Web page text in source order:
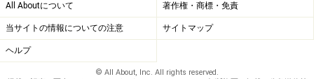
All Aboutについて 著作権・商標・免責
当サイトの情報についての注意 サイトマップ
ヘルプ
© All About, Inc. All rights reserved.